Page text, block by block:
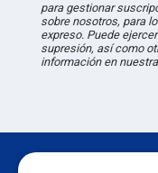
para gestionar
sobre nosotros, para
expreso. Puede
supresión, así como
información en